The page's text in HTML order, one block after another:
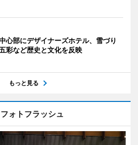
心部にデザイナーズホテル、雪づり
彩など歴史と文化を反映
もっと見る
フォトフラッシュ